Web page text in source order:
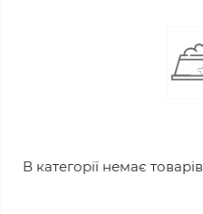
В категорії немає товарів